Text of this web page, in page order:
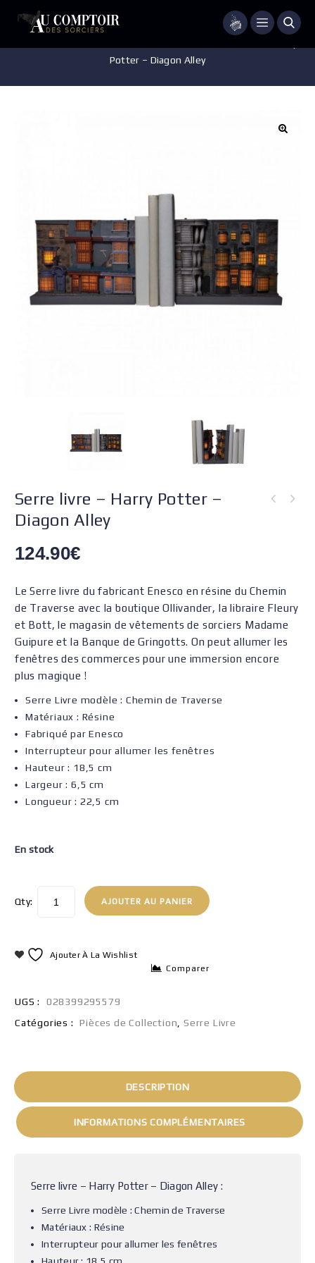
Menu
Potter – Diagon Alley
Serre livre – Harry Potter –
Diagon Alley
124.90€
Le Serre livre du fabricant Enesco en résine du Chemin
de Traverse avec la boutique Ollivander, la libraire Fleury
et Bott, le magasin de vêtements de sorciers Madame
Guipure et la Banque de Gringotts. On peut allumer les
fenêtres des commerces pour une immersion encore
plus magique !
Serre Livre modèle : Chemin de Traverse
Matériaux : Résine
Fabriqué par Enesco
Interrupteur pour allumer les fenêtres
Hauteur : 18,5 cm
Largeur : 6,5 cm
Longueur : 22,5 cm
En stock
Qty: AJOUTER AU PANIER
Ajouter À La Wishlist
Comparer
UGS :
028399295579
Catégories :
Pièces de Collection ,Serre Livre
DESCRIPTION
INFORMATIONS COMPLÉMENTAIRES
Serre livre – Harry Potter – Diagon Alley :
Serre Livre modèle : Chemin de Traverse
Matériaux : Résine
Interrupteur pour allumer les fenêtres